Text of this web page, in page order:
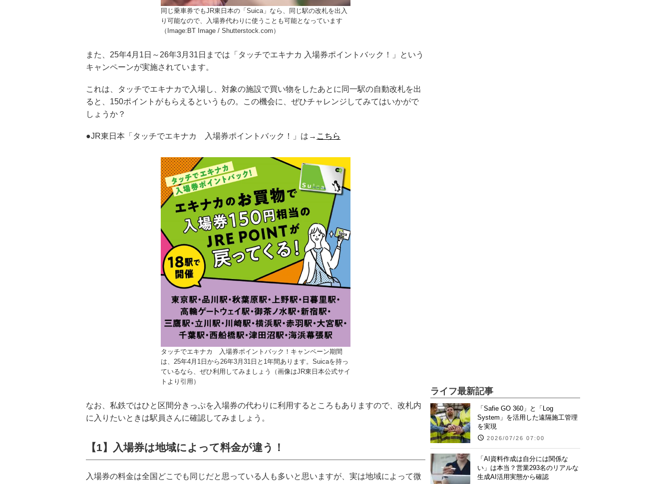
同じ乗車券でもJR東日本の「Suica」なら、同じ駅の改札を出入
り可能なので、入場券代わりに使うことも可能となっています
（Image:BT Image / Shutterstock.com）
また、25年4月1日～26年3月31日までは「タッチでエキナカ 入場券ポイントバック！」という
キャンペーンが実施されています。
これは、タッチでエキナカで入場し、対象の施設で買い物をしたあとに同一駅の自動改札を出
ると、150ポイントがもらえるというもの。この機会に、ぜひチャレンジしてみてはいかがで
しょうか？
●JR東日本「タッチでエキナカ 入場券ポイントバック！」は→ こちら
タッチでエキナカ 入場券ポイントバック！キャンペーン期間
は、25年4月1日から26年3月31日と1年間あります。Suicaを持っ
ているなら、ぜひ利用してみましょう（画像はJR東日本公式サイ
トより引用）
なお、私鉄ではひと区間分きっぷを入場券の代わりに利用するところもありますので、改札内
に入りたいときは駅員さんに確認してみましょう。
【1】入場券は地域によって料金が違う！
入場券の料金は全国どこでも同じだと思っている人も多いと思いますが、実は地域によって微
ライフ最新記事
「Safie GO 360」と「Log
System」を活用した遠隔施工管理
を実現
2026/07/26 07:00
「AI資料作成は自分には関係な
い」は本当？営業293名のリアルな
生成AI活用実態から確認